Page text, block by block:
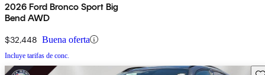
2026 Ford Bronco Sport Big
Bend AWD
$32,448 Buena oferta
Incluye tarifas de conc.